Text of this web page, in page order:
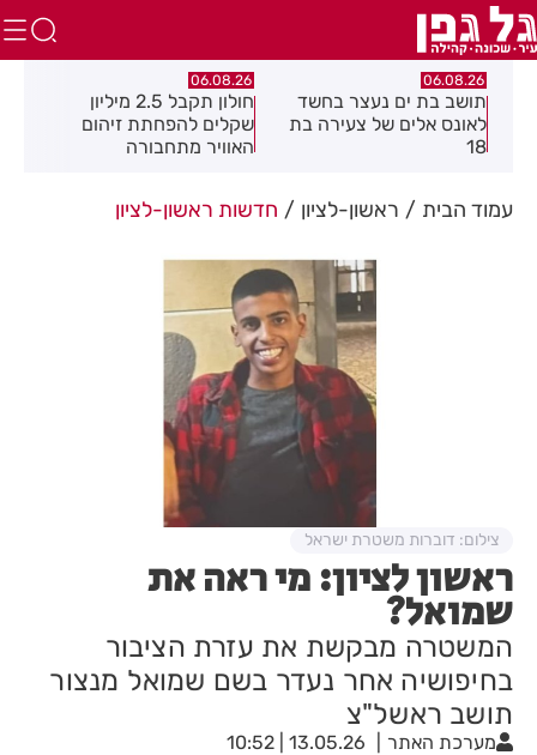
06.08.26
תושב בת ים נעצר בחשד
לאונס אלים של צעירה בת
18
06.08.26
חולון תקבל 2.5 מיליון
שקלים להפחתת זיהום
האוויר מתחבורה
עמוד הבית ראשון-לציון חדשות ראשון-לציון
ראשון לציון: מי ראה את
שמואל?
המשטרה מבקשת את עזרת הציבור
בחיפושיה אחר נעדר בשם שמואל מנצור
תושב ראשל"צ
מערכת האתר 13.05.26 | 10:52
צילום: דוברות משטרת ישראל